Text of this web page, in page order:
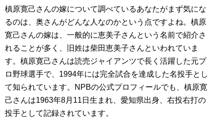
槙原寛己さんの嫁について調べているあなたがまず気にな
るのは、奥さんがどんな人なのかという点ですよね。槙原
寛己さんの嫁は、一般的に恵美子さんという名前で紹介さ
れることが多く、旧姓は柴田恵美子さんといわれていま
す。槙原寛己さんは読売ジャイアンツで長く活躍した元プ
ロ野球選手で、1994年には完全試合を達成した名投手とし
て知られています。NPBの公式プロフィールでも、槙原寛
己さんは1963年8月11日生まれ、愛知県出身、右投右打の
投手として記録されています。